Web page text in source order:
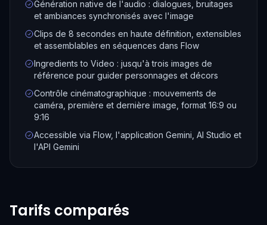
Génération native de l'audio : dialogues, bruitages
et ambiances synchronisés avec l'image
Clips de 8 secondes en haute définition, extensibles
et assemblables en séquences dans Flow
Ingredients to Video : jusqu'à trois images de
référence pour guider personnages et décors
Contrôle cinématographique : mouvements de
caméra, première et dernière image, format 16:9 ou
9:16
Accessible via Flow, l'application Gemini, AI Studio et
l'API Gemini
Tarifs comparés